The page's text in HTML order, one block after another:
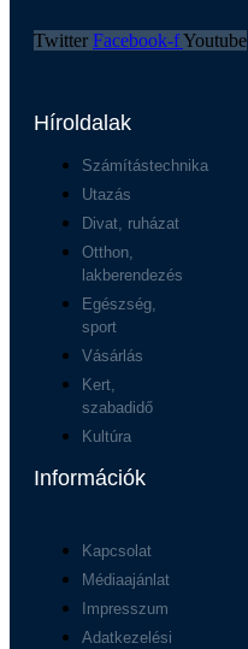
Twitter Facebook-fYoutube
Híroldalak
Számítástechnika
Utazás
Divat, ruházat
Otthon,
lakberendezés
Egészség,
sport
Vásárlás
Kert,
szabadidő
Kultúra
Információk
Kapcsolat
Médiaajánlat
Impresszum
Adatkezelési